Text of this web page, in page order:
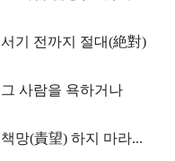
서기 전까지 절대(絶對)
그 사람을 욕하거나
책망(責望) 하지 마라...